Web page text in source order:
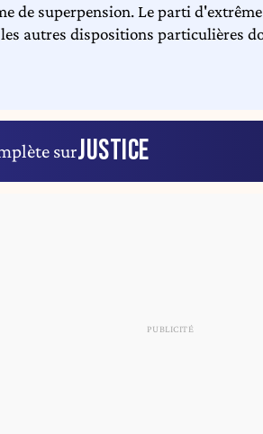
de superpension. Le parti
autres dispositions particulières
surJUSTICE